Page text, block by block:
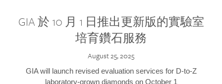
GIA 於 10 月 1 日推出更新版的實驗室
培育鑽石服務
August 25, 2025
GIA will launch revised evaluation services for D-to-Z
laboratory-grown diamonds on October 1